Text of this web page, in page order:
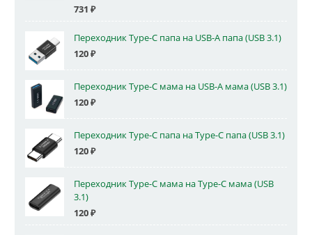
731 ₽
Переходник Type-C папа на USB-A папа (USB 3.1)
120₽
Переходник Type-C мама на USB-A мама (USB 3.1)
120₽
Переходник Type-C папа на Type-C папа (USB 3.1)
120₽
Переходник Type-C мама на Type-C мама (USB
3.1)
120₽